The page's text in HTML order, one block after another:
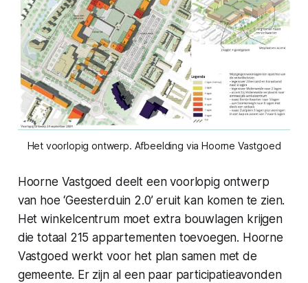
Het voorlopig ontwerp. Afbeelding via Hoorne Vastgoed
Hoorne Vastgoed deelt een voorlopig ontwerp
van hoe ‘Geesterduin 2.0’ eruit kan komen te zien.
Het winkelcentrum moet extra bouwlagen krijgen
die totaal 215 appartementen toevoegen. Hoorne
Vastgoed werkt voor het plan samen met de
gemeente. Er zijn al een paar participatieavonden